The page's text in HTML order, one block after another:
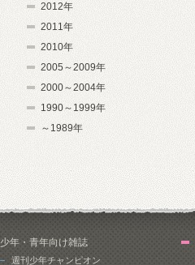
2012年
2011年
2010年
2005～2009年
2000～2004年
1990～1999年
～1989年
少年・青年向け雑誌
週刊少年チャンピオン